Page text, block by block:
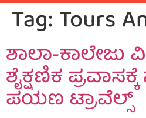
Tag:Tours
ಶಾಲಾ-ಕಾಲೇಜು
ಶೈಕ್ಷಣಿಕ
ಪಯಣ ಟ್ರಾವೆಲ್ಸ್